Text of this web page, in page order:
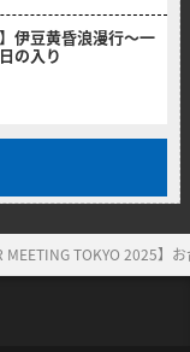
伊豆黄昏浪漫行〜一
の入り
MEETING TOKYO 2025